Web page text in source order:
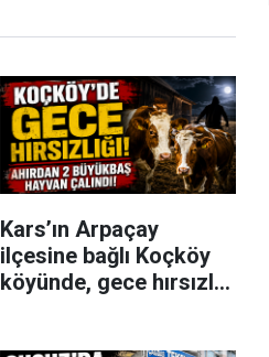
Kars’ın Arpaçay
ilçesine bağlı Koçköy
köyünde, gece hırsızlık